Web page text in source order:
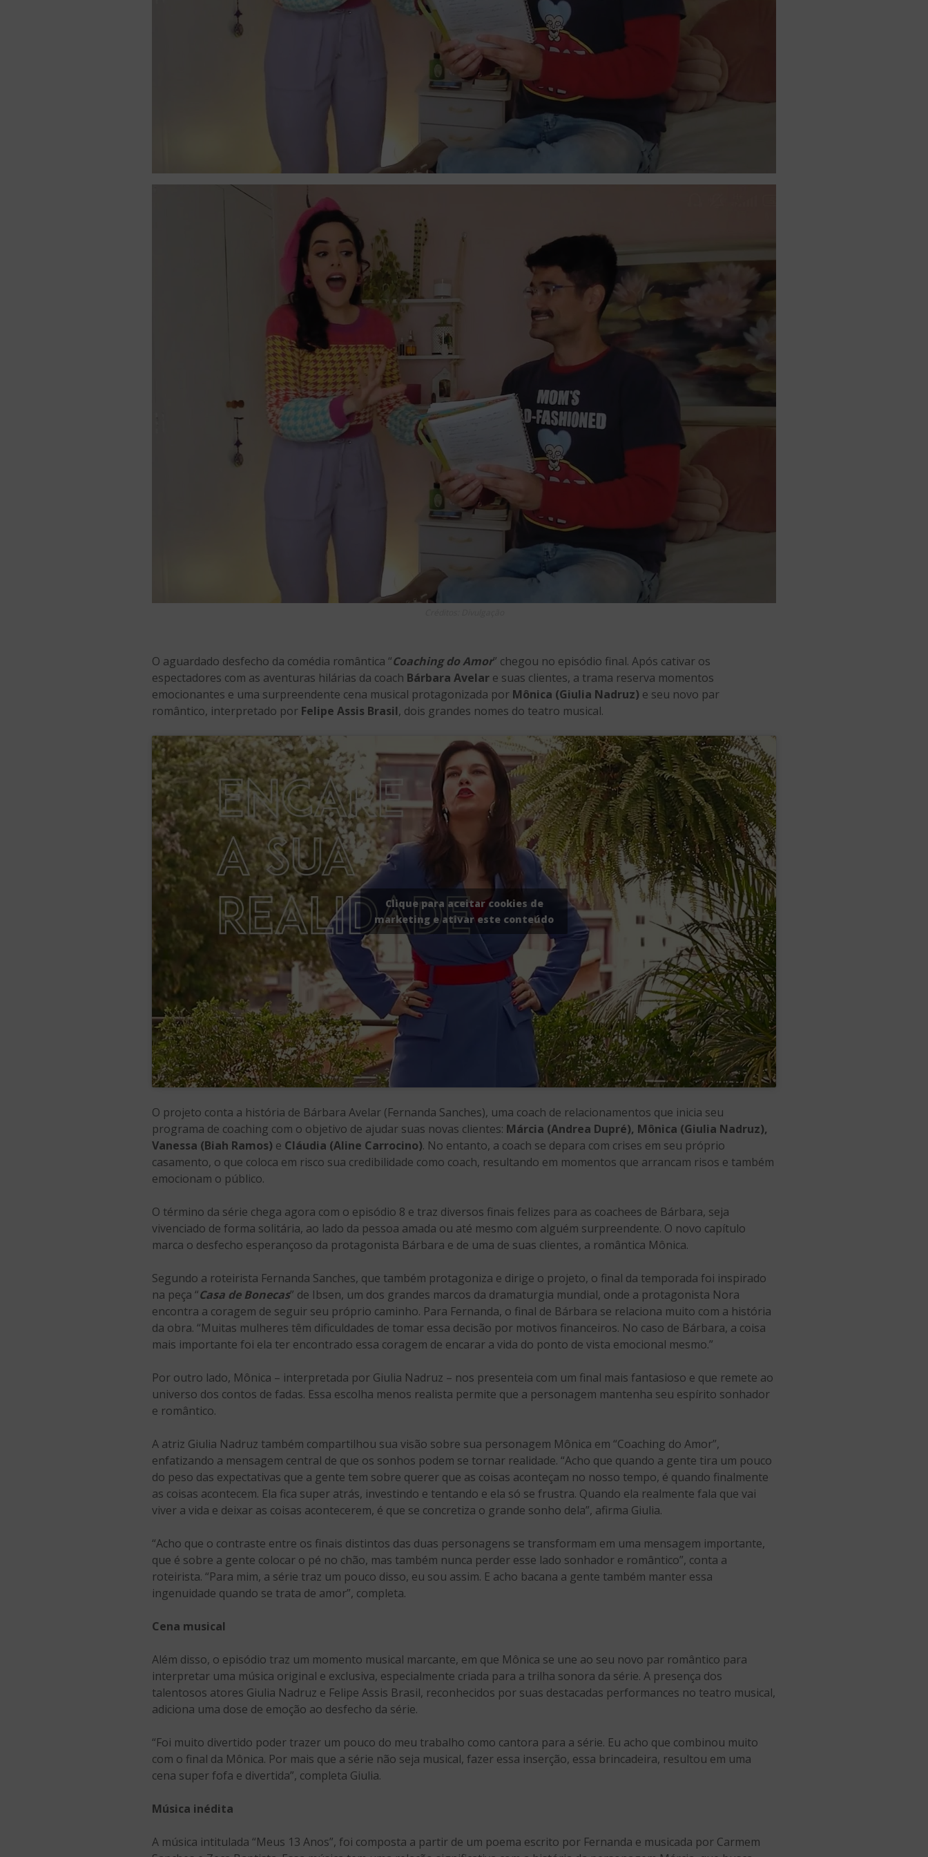
O aguardado desfecho da comédia romântica “Coaching do Amor” chegou no episódio final. Após cativar os
espectadores com as aventuras hilárias da coach Bárbara Avelar e suas clientes, a trama reserva momentos
emocionantes e uma surpreendente cena musical protagonizada por Mônica (Giulia Nadruz) e seu novo par
romântico, interpretado por Felipe Assis Brasil, dois grandes nomes do teatro musical.
Clique para aceitar cookies de
marketing e ativar este conteúdo
O projeto conta a história de Bárbara Avelar (Fernanda Sanches), uma coach de relacionamentos que inicia seu
programa de coaching com o objetivo de ajudar suas novas clientes: Márcia (Andrea Dupré), Mônica (Giulia Nadruz),
Vanessa (Biah Ramos) e Cláudia (Aline Carrocino). No entanto, a coach se depara com crises em seu próprio
casamento, o que coloca em risco sua credibilidade como coach, resultando em momentos que arrancam risos e também
emocionam o público.
O término da série chega agora com o episódio 8 e traz diversos finais felizes para as coachees de Bárbara, seja
vivenciado de forma solitária, ao lado da pessoa amada ou até mesmo com alguém surpreendente. O novo capítulo
marca o desfecho esperançoso da protagonista Bárbara e de uma de suas clientes, a romântica Mônica.
Segundo a roteirista Fernanda Sanches, que também protagoniza e dirige o projeto, o final da temporada foi inspirado
na peça “Casa de Bonecas” de Ibsen, um dos grandes marcos da dramaturgia mundial, onde a protagonista Nora
encontra a coragem de seguir seu próprio caminho. Para Fernanda, o final de Bárbara se relaciona muito com a história
da obra. “Muitas mulheres têm dificuldades de tomar essa decisão por motivos financeiros. No caso de Bárbara, a coisa
mais importante foi ela ter encontrado essa coragem de encarar a vida do ponto de vista emocional mesmo.”
Por outro lado, Mônica – interpretada por Giulia Nadruz – nos presenteia com um final mais fantasioso e que remete ao
universo dos contos de fadas. Essa escolha menos realista permite que a personagem mantenha seu espírito sonhador
e romântico.
A atriz Giulia Nadruz também compartilhou sua visão sobre sua personagem Mônica em “Coaching do Amor”,
enfatizando a mensagem central de que os sonhos podem se tornar realidade. “Acho que quando a gente tira um pouco
do peso das expectativas que a gente tem sobre querer que as coisas aconteçam no nosso tempo, é quando finalmente
as coisas acontecem. Ela fica super atrás, investindo e tentando e ela só se frustra. Quando ela realmente fala que vai
viver a vida e deixar as coisas acontecerem, é que se concretiza o grande sonho dela”, afirma Giulia.
“Acho que o contraste entre os finais distintos das duas personagens se transformam em uma mensagem importante,
que é sobre a gente colocar o pé no chão, mas também nunca perder esse lado sonhador e romântico”, conta a
roteirista. “Para mim, a série traz um pouco disso, eu sou assim. E acho bacana a gente também manter essa
ingenuidade quando se trata de amor”, completa.
Cena musical
Além disso, o episódio traz um momento musical marcante, em que Mônica se une ao seu novo par romântico para
interpretar uma música original e exclusiva, especialmente criada para a trilha sonora da série. A presença dos
talentosos atores Giulia Nadruz e Felipe Assis Brasil, reconhecidos por suas destacadas performances no teatro musical,
adiciona uma dose de emoção ao desfecho da série.
“Foi muito divertido poder trazer um pouco do meu trabalho como cantora para a série. Eu acho que combinou muito
com o final da Mônica. Por mais que a série não seja musical, fazer essa inserção, essa brincadeira, resultou em uma
cena super fofa e divertida”, completa Giulia.
Música inédita
A música intitulada “Meus 13 Anos”, foi composta a partir de um poema escrito por Fernanda e musicada por Carmem